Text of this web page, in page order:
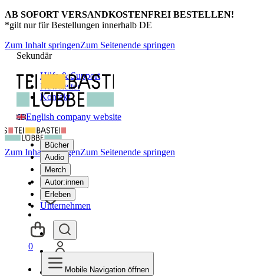
AB SOFORT VERSANDKOSTENFREI BESTELLEN!
*gilt nur für Bestellungen innerhalb DE
Zum Inhalt springenZum Seitenende springen
Sekundär
Hilfe & Support
Newsletter
Kontakt
English company website
Bücher
Audio
Merch
Autor:innen
Erleben
Unternehmen
Zum Inhalt springenZum Seitenende springen
0
Mobile Navigation öffnen